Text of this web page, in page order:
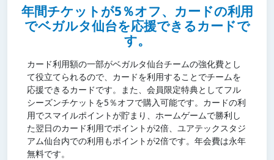
年間チケットが5％オフ、カードの利用
でベガルタ仙台を応援できるカードで
す。
カード利用額の一部がベガルタ仙台チームの強化費とし
て役立てられるので、カードを利用することでチームを
応援できるカードです。また、会員限定特典としてフル
シーズンチケットを5％オフで購入可能です。カードの利
用でスマイルポイントが貯まり、ホームゲームで勝利し
た翌日のカード利用でポイントが2倍、ユアテックスタジ
アム仙台内での利用もポイントが2倍です。年会費は永年
無料です。